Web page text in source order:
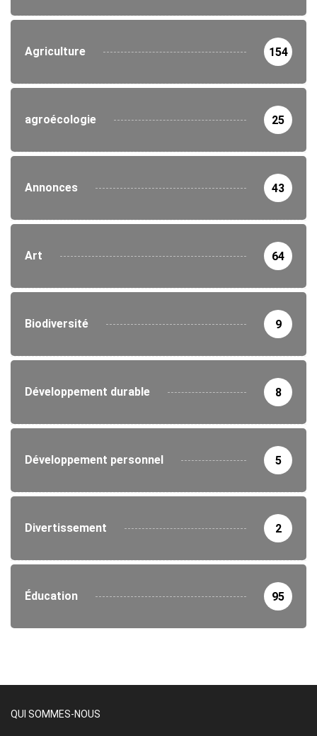
Agriculture 154
agroécologie 25
Annonces 43
Art 64
Biodiversité 9
Développement durable 8
Développement personnel 5
Divertissement 2
Éducation 95
QUI SOMMES-NOUS